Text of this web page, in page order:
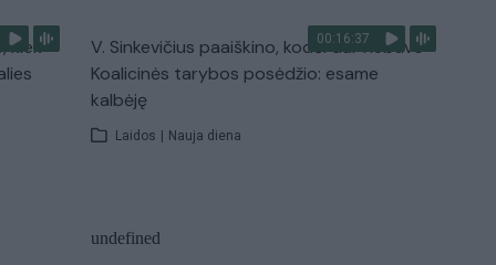
kiek
00:16:37
V. Sinkevičius paaiškino, kodėl dar nebuvo
Koalicinės tarybos posėdžio: esame
kalbėję
Laidos | Nauja diena